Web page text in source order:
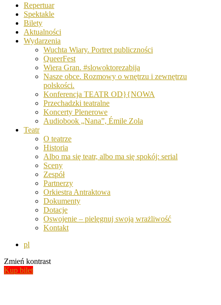
Repertuar
Spektakle
Bilety
Aktualności
Wydarzenia
Wuchta Wiary. Portret publiczności
QueerFest
Wiera Gran. #slowoktorezabija
Nasze obce. Rozmowy o wnętrzu i zewnętrzu
polskości.
Konferencja TEATR OD}{NOWA
Przechadzki teatralne
Koncerty Plenerowe
Audiobook „Nana”, Émile Zola
Teatr
O teatrze
Historia
Albo ma się teatr, albo ma się spokój: serial
Sceny
Zespół
Partnerzy
Orkiestra Antraktowa
Dokumenty
Dotacje
Oswojenie – pielęgnuj swoją wrażliwość
Kontakt
pl
Zmień kontrast
Kup bilet